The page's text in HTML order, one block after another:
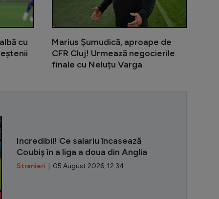
cu
Marius Șumudică, aproape de
CFR Cluj! Urmează negocierile
finale cu Neluțu Varga
Incredibil! Ce salariu încasează
Coubiș în a liga a doua din Anglia
Stranieri | 05 August 2026, 12:34